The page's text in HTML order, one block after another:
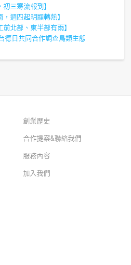
初三寒流報到】
，週四起明顯轉熱】
前北部、東半部有雨】
德日共同合作調查鳥類生態
創業歷史
合作提案&聯絡我們
服務內容
加入我們